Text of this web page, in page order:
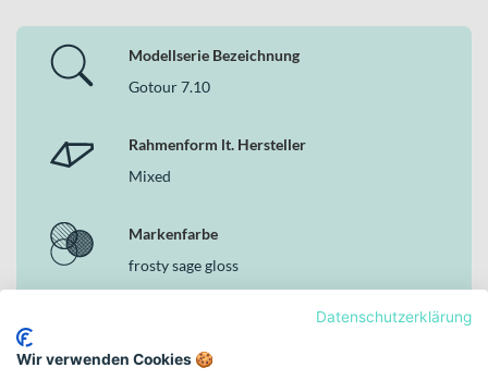
Modellserie Bezeichnung
Gotour 7.10
Rahmenform lt. Hersteller
Mixed
Markenfarbe
frosty sage gloss
28" - S
Datenschutzerklärung
Wir verwenden Cookies 🍪